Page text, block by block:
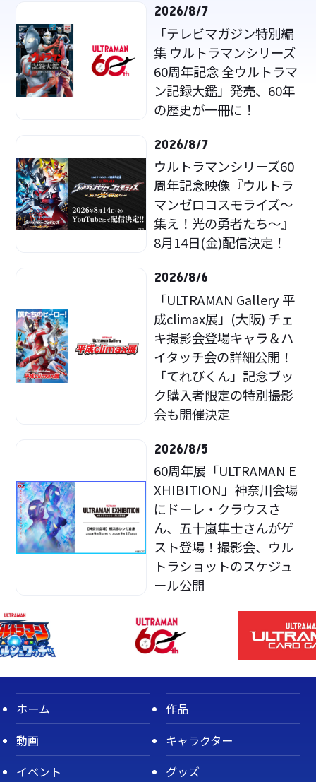
2026/8/7
「テレビマガジン特別編
集 ウルトラマンシリーズ
60周年記念 全ウルトラマ
ン記録大鑑」発売、60年
の歴史が一冊に！
2026/8/7
ウルトラマンシリーズ60
周年記念映像『ウルトラ
マンゼロコスモライズ～
集え！光の勇者たち～』
8月14日(金)配信決定！
2026/8/6
「ULTRAMAN Gallery 平
成climax展」(大阪) チェ
キ撮影会登場キャラ＆ハ
イタッチ会の詳細公開！
「てれびくん」記念ブッ
ク購入者限定の特別撮影
会も開催決定
2026/8/5
60周年展「ULTRAMAN E
XHIBITION」神奈川会場
にドーレ・クラウスさ
ん、五十嵐隼士さんがゲ
スト登場！撮影会、ウル
トラショットのスケジュ
ール公開
ホーム
作品
動画
キャラクター
イベント
グッズ